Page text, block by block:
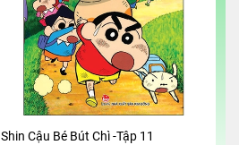
Shin Cậu Bé Bút Chì -Tập 11